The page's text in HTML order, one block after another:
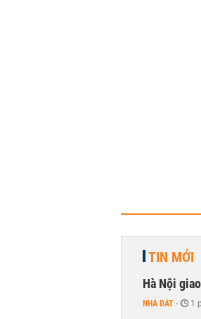
TIN MỚI
Hà Nội
NHÀ ĐẤT - 1